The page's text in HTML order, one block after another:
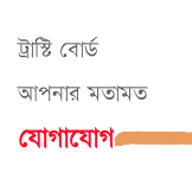
ট্রাস্টি বোর্ড
আপনার মতামত
যোগাযোগ